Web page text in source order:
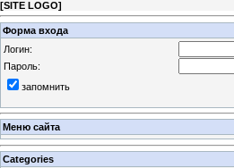
[SITE LOGO]
Форма входа
Логин:
Пароль:
запомнить
Меню сайта
Categories